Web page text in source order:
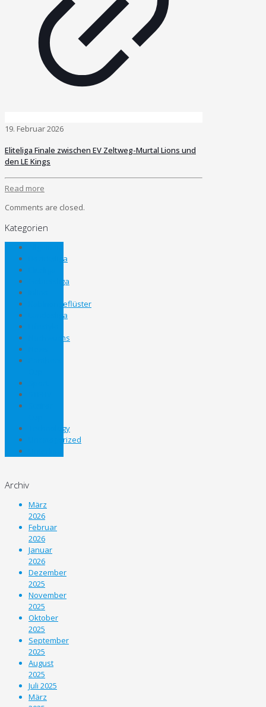
19. Februar 2026
Eliteliga Finale zwischen EV Zeltweg-Murtal Lions und
den LE Kings
Read more
Comments are closed.
Kategorien
Bezirksliga
Gebietsliga
Kabinengeflüster
Landesliga
Nachwuchs
Technology
Uncategorized
Archiv
März
2026
Februar
2026
Januar
2026
Dezember
2025
November
2025
Oktober
2025
September
2025
August
2025
Juli 2025
März